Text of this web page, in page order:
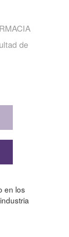
de
en los